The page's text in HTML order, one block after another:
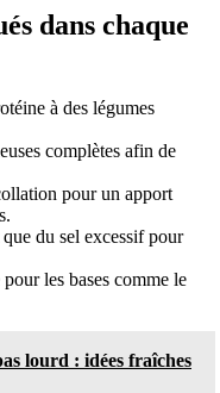
dans chaque
à des légumes
complètes afin de
pour un apport
du sel excessif pour
les bases comme le
lourd : idées fraîches